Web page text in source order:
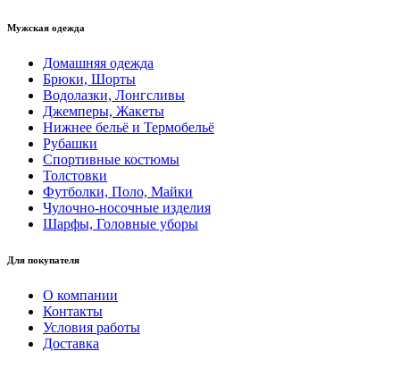
Мужская одежда
Домашняя одежда
Брюки, Шорты
Водолазки, Лонгсливы
Джемперы, Жакеты
Нижнее бельё и Термобельё
Рубашки
Спортивные костюмы
Толстовки
Футболки, Поло, Майки
Чулочно-носочные изделия
Шарфы, Головные уборы
Для покупателя
О компании
Контакты
Условия работы
Доставка